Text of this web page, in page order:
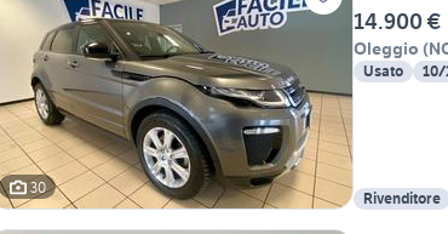
30
14.900 €
Oleggio (
Usato 10/
Rivenditore